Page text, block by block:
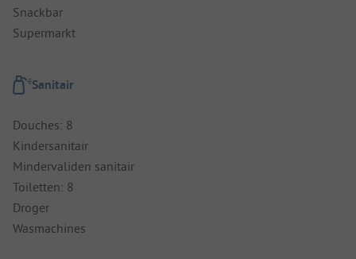
Snackbar
Supermarkt
Sanitair
Douches: 8
Kindersanitair
Mindervaliden sanitair
Toiletten: 8
Droger
Wasmachines